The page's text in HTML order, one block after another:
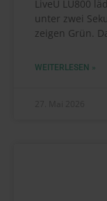
LiveU LU800
unter zwei
zeigen Grün.
WEITERLESEN »